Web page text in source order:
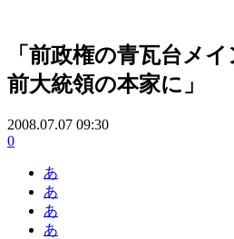
「前政権の青瓦台メ
前大統領の本家に」
2008.07.07 09:30
0
あ
あ
あ
あ